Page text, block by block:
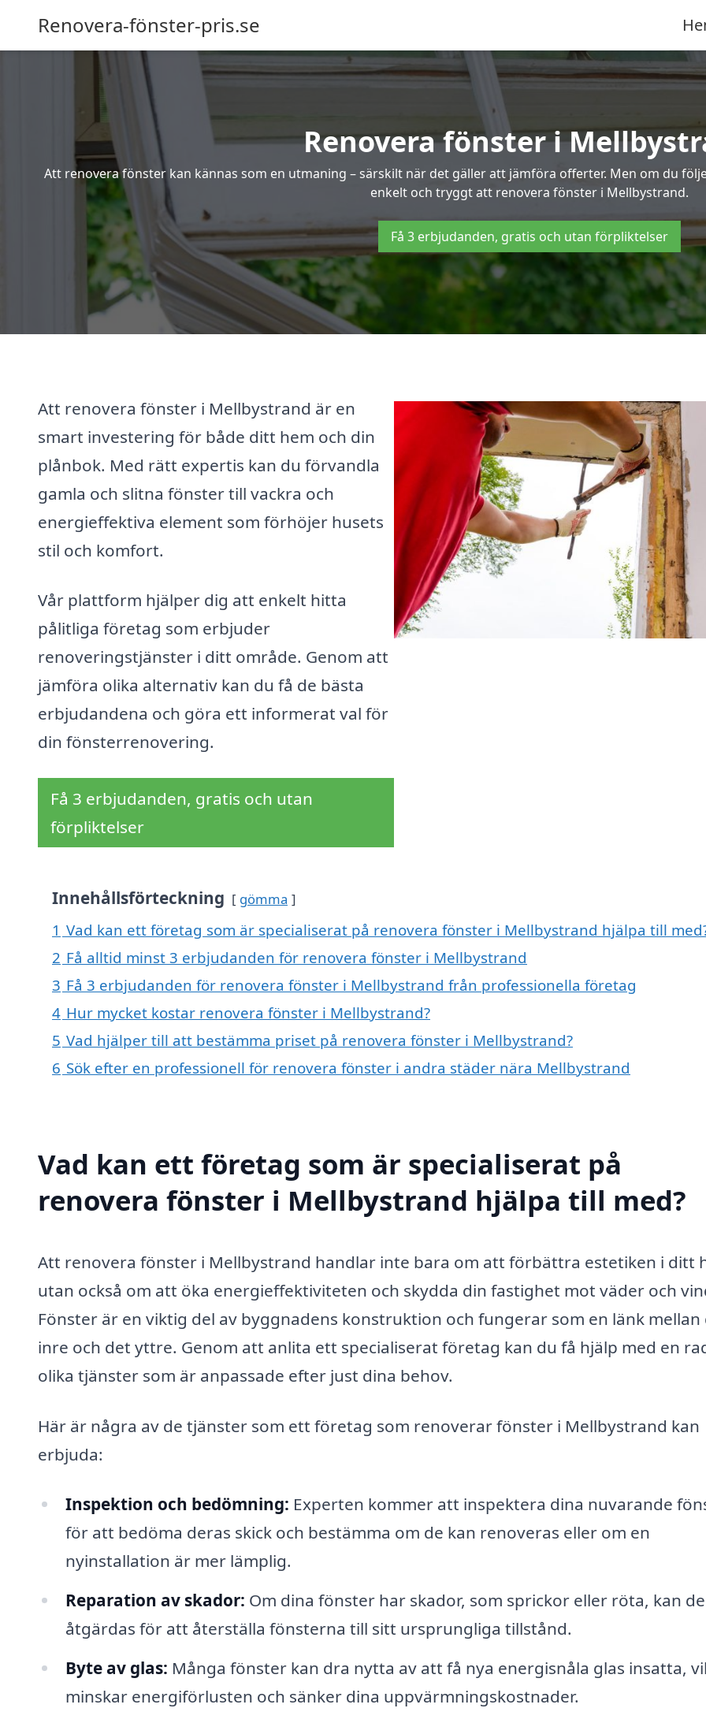
Renovera-fönster-pris.se
Renovera fönster i
Att renovera fönster kan kännas som en utmaning – särskilt när det gäller att jämföra offerter. Men om du
enkelt och tryggt att renovera fönster i Mellbystrand.
Få 3 erbjudanden, gratis och utan förpliktelser
Att renovera fönster i Mellbystrand är en
smart investering för både ditt hem och din
plånbok. Med rätt expertis kan du förvandla
gamla och slitna fönster till vackra och
energieffektiva element som förhöjer husets
stil och komfort.
Vår plattform hjälper dig att enkelt hitta
pålitliga företag som erbjuder
renoveringstjänster i ditt område. Genom att
jämföra olika alternativ kan du få de bästa
erbjudandena och göra ett informerat val för
din fönsterrenovering.
Få 3 erbjudanden, gratis och utan
förpliktelser
Innehållsförteckning gömma
1 Vad kan ett företag som är specialiserat på renovera fönster i Mellbystrand hjälpa till
2 Få alltid minst 3 erbjudanden för renovera fönster i Mellbystrand
3 Få 3 erbjudanden för renovera fönster i Mellbystrand från professionella företag
4 Hur mycket kostar renovera fönster i Mellbystrand?
5 Vad hjälper till att bestämma priset på renovera fönster i Mellbystrand?
6 Sök efter en professionell för renovera fönster i andra städer nära Mellbystrand
Vad kan ett företag som är specialiserat på
renovera fönster i Mellbystrand hjälpa till med?
Att renovera fönster i Mellbystrand handlar inte bara om att förbättra estetiken i ditt
utan också om att öka energieffektiviteten och skydda din fastighet mot väder och
Fönster är en viktig del av byggnadens konstruktion och fungerar som en länk mellan
inre och det yttre. Genom att anlita ett specialiserat företag kan du få hjälp med en
olika tjänster som är anpassade efter just dina behov.
Här är några av de tjänster som ett företag som renoverar fönster i Mellbystrand kan
erbjuda:
Inspektion och bedömning: Experten kommer att inspektera dina nuvarande
för att bedöma deras skick och bestämma om de kan renoveras eller om en
nyinstallation är mer lämplig.
Reparation av skador: Om dina fönster har skador, som sprickor eller röta, kan
åtgärdas för att återställa fönsterna till sitt ursprungliga tillstånd.
Byte av glas: Många fönster kan dra nytta av att få nya energisnåla glas insatta,
minskar energiförlusten och sänker dina uppvärmningskostnader.